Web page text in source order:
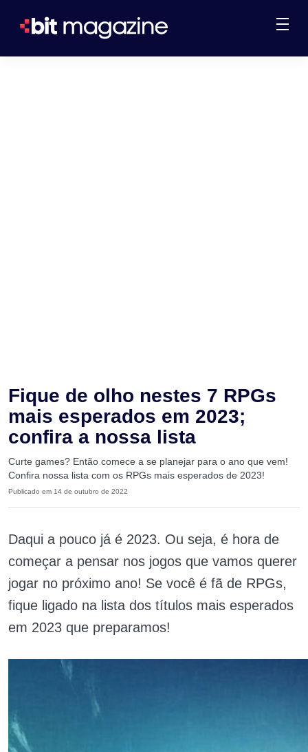
Fique de olho nestes 7 RPGs
mais esperados em 2023;
confira a nossa lista
Curte games? Então comece a se planejar para o ano que vem!
Confira nossa lista com os RPGs mais esperados de 2023!
Publicado em 14 de outubro de 2022
Daqui a pouco já é 2023. Ou seja, é hora de
começar a pensar nos jogos que vamos querer
jogar no próximo ano! Se você é fã de RPGs,
fique ligado na lista dos títulos mais esperados
em 2023 que preparamos!